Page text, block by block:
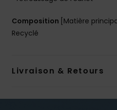
Composition [Matière
Recyclé
Livraison & Retours